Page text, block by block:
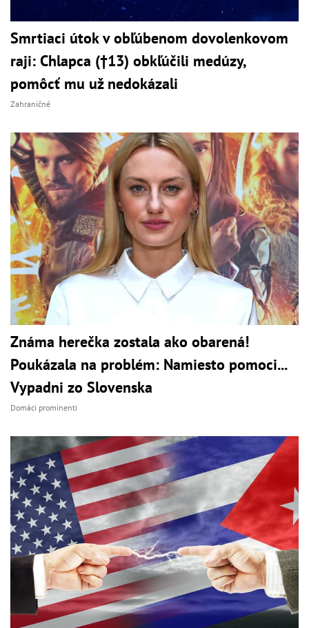
Smrtiaci útok v obľúbenom dovolenkovom
raji: Chlapca (†13) obkľúčili medúzy,
pomôcť mu už nedokázali
Zahraničné
Známa herečka zostala ako obarená!
Poukázala na problém: Namiesto pomoci...
Vypadni zo Slovenska
Domáci prominenti